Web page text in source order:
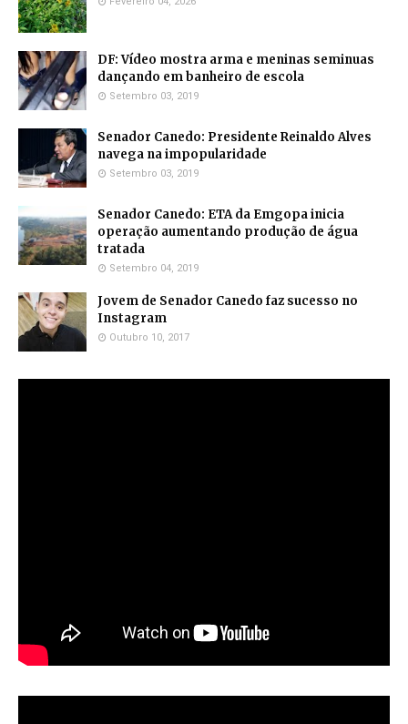
DF: Vídeo mostra arma e meninas seminuas
dançando em banheiro de escola
Setembro 03, 2019
Senador Canedo: Presidente Reinaldo Alves
navega na impopularidade
Setembro 03, 2019
Senador Canedo: ETA da Emgopa inicia
operação aumentando produção de água
tratada
Setembro 04, 2019
Jovem de Senador Canedo faz sucesso no
Instagram
Outubro 10, 2017